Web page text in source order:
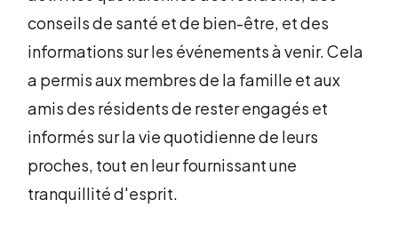
conseils de santé et de bien-être, et des
informations sur les événements à venir. Cela
a permis aux membres de la famille et aux
amis des résidents de rester engagés et
informés sur la vie quotidienne de leurs
proches, tout en leur fournissant une
tranquillité d'esprit.